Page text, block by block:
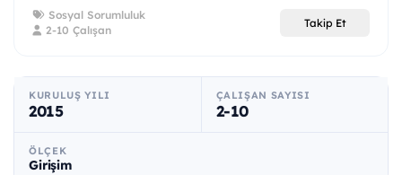
Sosyal Sorumluluk
2-10 Çalışan
Takip Et
KURULUŞ YILI
2015
ÇALIŞAN SAYISI
2-10
ÖLÇEK
Girişim